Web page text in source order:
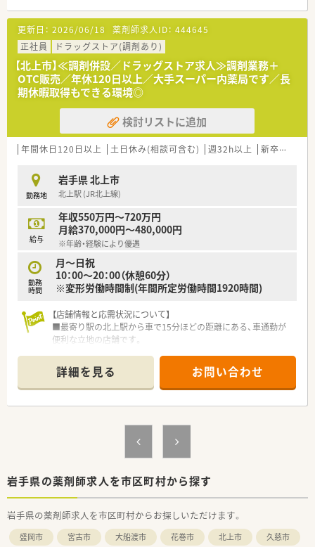
＜特徴・ポイントのご紹介＞
★薬剤師を守る独自システム
業務をサポートするために様々なシステムを独自開発していま
す。
その一つが約20年前から導入され、進化を続けている調剤シス
テム「SPITS」。
処方箋受付から一連の調剤業務を連動させ、業務効率化を図るほ
か、
調剤過誤防止機能を高め、患者様と働くスタッフを守っていま
システム改修が必要な制度変更があった場合も、迅速に対応でき
る強みを生かしていきます。
★刷新された新規採用者研修
中途入社ならではの悩みを解消し、さくら薬局グループのビジョ
ンや社内規定などをご案内。
同期入社の方との繋がりを踏まえ、『さくら薬局の薬剤師』とし
て、安心してキャリアをスタートいただくための研修です。
店舗OJT・フォローアップや通常の社内研修と絡めて中途入社専
門の体系的な研修をご用意。
安心して飛び込める体制が整備されています。
★業界トップクラスの認定薬局数と盤石化を図る組織体制
です。
がん診療連携拠点病院等との密な連携を行いつつ、より高度な薬
学管理や、
連携薬局も取得しています。
本社から業界動向などの情報が常に発信されており、患者様や医
療機関と信頼関係を築きやすい体制があるのも認定薬局が増え
★安心して働ける環境と福利厚生制度
年間休日が「126日相当時間」と業界トップクラスのさくら薬局
います。
また、患者さまへの想いをカタチにする「リトルチャレンジ制
度」では「現場主義」を念頭に、
地域・店舗ごとに異なる患者さまのニーズやスタッフの思いを実
現する取り組みも行っています。
入社後もひとりひとりの薬剤師像に近しい多彩なキャリアステ
更新日： 2026/06/18 薬剤師求人ID： 444645
正社員
ドラッグストア(調剤あり)
【北上市】≪調剤併設／ドラッグストア求人≫調剤業務＋
OTC販売／年休120日以上／大手スーパー内薬局です／長
期休暇取得もできる環境◎
検討リストに追加
年間休日120日以上 土日休み(相談可含む) 週32h以上 新卒可
勤務地
岩手県 北上市
北上駅 (JR北上線)
給与
年収550万円～720万円
月給370,000円～480,000円
※年齢・経験により優遇
勤務
時間
月～日祝
10：00～20：00（休憩60分）
※変形労働時間制(年間所定労働時間1920時間)
【店舗情報と応需状況について】
■最寄り駅の北上駅から車で15分ほどの距離にある、車通勤が
便利な立地の店舗です。
月間約700枚です。
■薬剤師は常勤3名体制で、スタッフ同士が協力しながら日々の
業務に取り組んでいます。
■全国に展開する大型ショッピングモールを拠点に、調剤薬局事
■日本を代表する大手小売企業が母体のため、安定した経営基盤
【想定される業務内容】
■面分業で幅広い医療機関から処方箋を応需するため、多くの医
薬品知識が身につきます。
詳細を見る お問い合わせ
岩手県の薬剤師求人を市区町村から探す
岩手県の薬剤師求人を市区町村からお探しいただけます。
盛岡市 宮古市 大船渡市 花巻市 北上市
久慈市